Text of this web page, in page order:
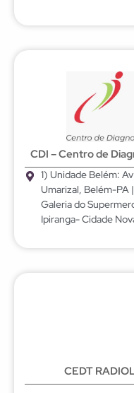
CDI – Centro de
1) Unidade Belém:
Umarizal, Belém-PA
Galeria do
Ipiranga- Cidade
CEDT